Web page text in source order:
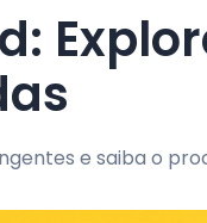
e saiba o